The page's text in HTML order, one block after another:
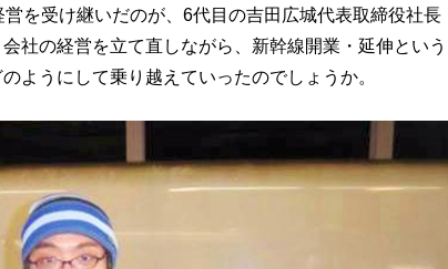
を受け継いだのが、6代目の吉田広城代表取締役社長
社の経営を立て直しながら、新幹線開業・延伸という
ようにして乗り越えていったのでしょうか。